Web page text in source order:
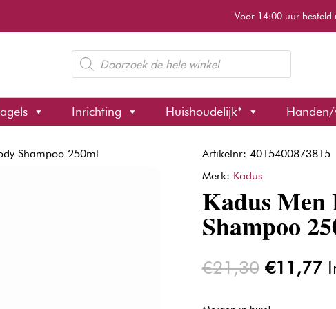
Voor 14:00 uur besteld
Producten
zoeken
Inrichting Huishoudelijk* Handen/
Shampoo 250ml
Artikelnr: 4015400873815
Merk: Kadus
Kadus
Shampoo
€21,30
was:
€11,77